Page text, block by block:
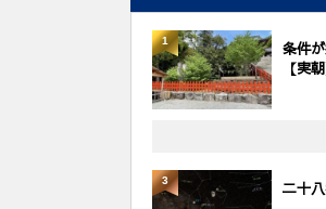
1
条件
【実朝
3 二十